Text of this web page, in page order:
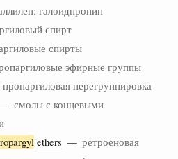
галоидпропин
спирт
спирты
эфирные группы
пропаргиловая перегруппировка
смолы с концевыми
ethers — ретроеновая